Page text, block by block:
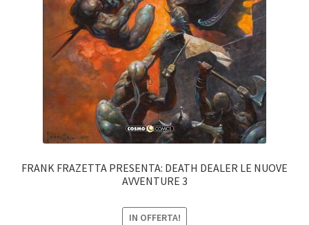
FRANK FRAZETTA PRESENTA: DEATH DEALER LE NUOVE
AVVENTURE 3
IN OFFERTA!